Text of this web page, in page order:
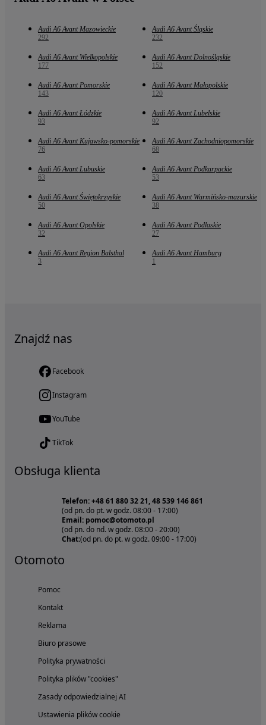
Audi A6 Avant Mazowieckie
292
Audi A6 Avant Śląskie
232
Audi A6 Avant Wielkopolskie
177
Audi A6 Avant Dolnośląskie
152
Audi A6 Avant Pomorskie
143
Audi A6 Avant Małopolskie
120
Audi A6 Avant Łódzkie
93
Audi A6 Avant Lubelskie
92
Audi A6 Avant Kujawsko-pomorskie
76
Audi A6 Avant Zachodniopomorskie
68
Audi A6 Avant Lubuskie
63
Audi A6 Avant Podkarpackie
53
Audi A6 Avant Świętokrzyskie
50
Audi A6 Avant Warmińsko-mazurskie
38
Audi A6 Avant Opolskie
32
Audi A6 Avant Podlaskie
27
Audi A6 Avant Region Balsthal
3
Audi A6 Avant Hamburg
1
Znajdź nas
Facebook
Instagram
YouTube
TikTok
Obsługa klienta
Telefon: +48 61 880 32 21, 48 539 146 861
(od pn. do pt. w godz. 08:00 - 17:00)
Email: pomoc@otomoto.pl
(od pn. do nd. w godz. 08:00 - 20:00)
Chat:(od pn. do pt. w godz. 09:00 - 17:00)
Otomoto
Pomoc
Kontakt
Reklama
Biuro prasowe
Polityka prywatności
Polityka plików "cookies"
Zasady odpowiedzialnej AI
Ustawienia plików cookie